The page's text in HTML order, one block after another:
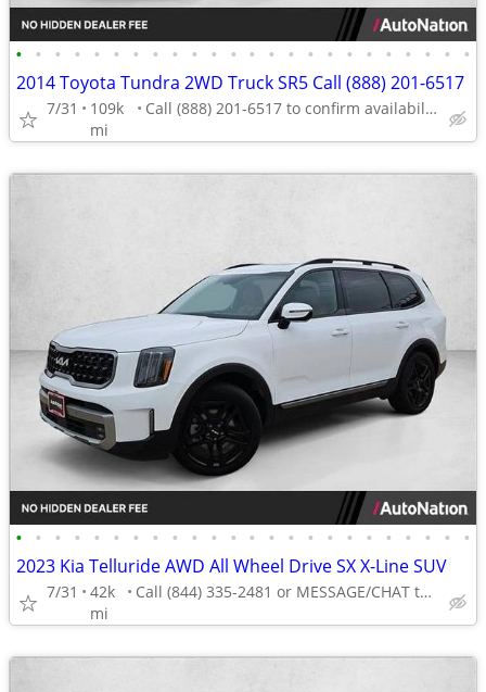
• • • • • • • • • • • • • • • • • • • • • • • •
2014 Toyota Tundra 2WD Truck SR5 Call (888) 201-6517
7/31
109k
mi
Call (888) 201-6517 to confirm availability - May 14th
• • • • • • • • • • • • • • • • • • • • • • • •
2023 Kia Telluride AWD All Wheel Drive SX X-Line SUV
7/31
42k
mi
Call (844) 335-2481 or MESSAGE/CHAT to confirm availability